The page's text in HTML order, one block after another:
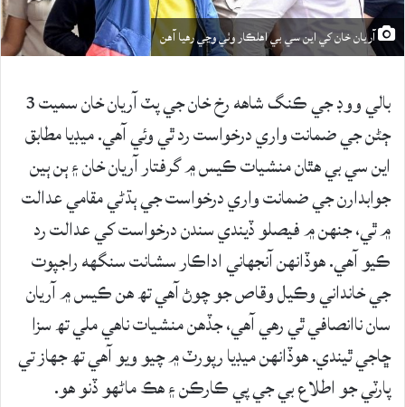
آريان خان کي اين سي بي اهلڪار وٺي وڃي رهيا آهن
بالي ووڊ جي ڪنگ شاهه رخ خان جي پٽ آريان خان سميت 3
ڄڻن جي ضمانت واري درخواست رد ٿي وئي آهي. ميڊيا مطابق
اين سي بي هٿان منشيات ڪيس ۾ گرفتار آريان خان ۽ ٻن ٻين
جوابدارن جي ضمانت واري درخواست جي ٻڌڻي مقامي عدالت
۾ ٿي، جنهن ۾ فيصلو ڏيندي سندن درخواست کي عدالت رد
ڪيو آهي. هوڏانهن آنجهاني اداڪار سشانت سنگهه راجپوت
جي خانداني وڪيل وقاص جو چوڻ آهي تھ هن ڪيس ۾ آريان
سان ناانصافي ٿي رهي آهي، جڏهن منشيات ناهي ملي تھ سزا
ڇاجي ٿيندي. هوڏانهن ميڊيا رپورٽ ۾ چيو ويو آهي تھ جهاز تي
پارٽي جو اطلاع بي جي پي ڪارڪن ۽ هڪ ماڻهو ڏنو هو.